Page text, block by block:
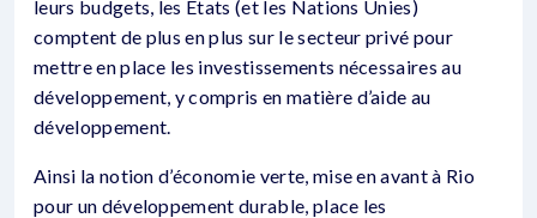
leurs budgets, les États (et les Nations Unies)
comptent de plus en plus sur le secteur privé pour
mettre en place les investissements nécessaires au
développement, y compris en matière d’aide au
développement.
Ainsi la notion d’économie verte, mise en avant à Rio
pour un développement durable, place les